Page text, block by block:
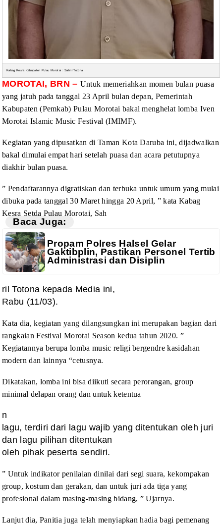
Kabag Kesra Kabupaten Pulau Morotai : Sahril Totona
MOROTAI, BRN – Untuk memeriahkan momen bulan puasa
yang jatuh pada tanggal 23 April bulan depan, Pemerintah
Kabupaten (Pemkab) Pulau Morotai bakal menghelat lomba Iven
Morotai Islamic Music Festival (IMIMF).
Kegiatan yang dipusatkan di Taman Kota Daruba ini, dijadwalkan
bakal dimulai empat hari setelah puasa dan acara petutupnya
diakhir bulan puasa.
” Pendaftarannya digratiskan dan terbuka untuk umum yang mulai
dibuka pada tanggal 30 Maret hingga 20 April, ” kata Kabag
Kesra Setda Pulau Morotai, Sah
Baca Juga:
Propam Polres Halsel Gelar
Gaktibplin, Pastikan Personel Tertib
Administrasi dan Disiplin
ril Totona kepada Media ini,
Rabu (11/03).
Kata dia, kegiatan yang dilangsungkan ini merupakan bagian dari
rangkaian Festival Morotai Season kedua tahun 2020. ”
Kegiatannya berupa lomba music religi bergendre kasidahan
modern dan lainnya “cetusnya.
Dikatakan, lomba ini bisa diikuti secara perorangan, group
minimal delapan orang dan untuk ketentua
n
lagu, terdiri dari lagu wajib yang ditentukan oleh juri
dan lagu pilihan ditentukan
oleh pihak peserta sendiri.
” Untuk indikatorpenilaian dinilai dari segi suara, kekompakan
group, kostum dan gerakan, dan untuk juri ada tiga yang
profesional dalam masing-masing bidang, ” Ujarnya.
Lanjut dia, Panitia juga telah menyiapkan hadia bagi pemenang